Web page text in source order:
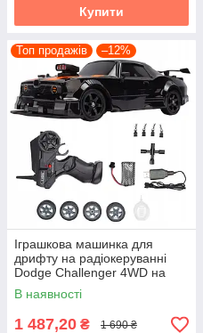
Купити
Топ продажів –12%
Іграшкова машинка для
дрифту на радіокеруванні
Dodge Challenger 4WD на
радіокеруванні дрифт 28 см
СВІТЛО ПАР
В наявності
1 487,20 ₴ 1 690 ₴